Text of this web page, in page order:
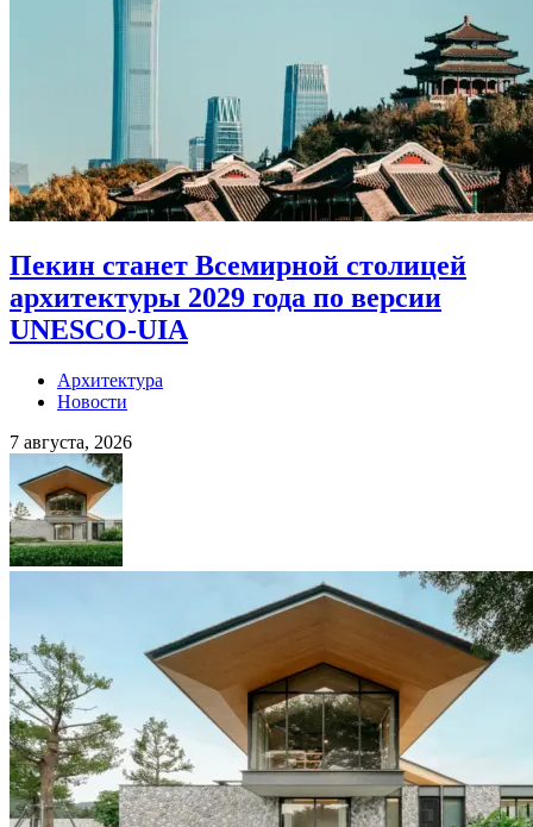
Пекин станет Всемирной столицей
архитектуры 2029 года по версии
UNESCO-UIA
Архитектура
Новости
7 августа, 2026